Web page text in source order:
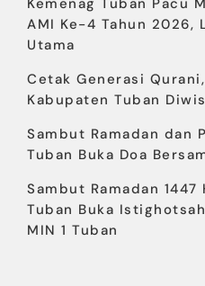
Kemenag Tuban Pacu
AMI Ke-4 Tahun
Utama
Cetak Generasi
Kabupaten Tuban
Sambut Ramadan dan
Tuban Buka Doa
Sambut Ramadan 1447
Tuban Buka
MIN 1 Tuban